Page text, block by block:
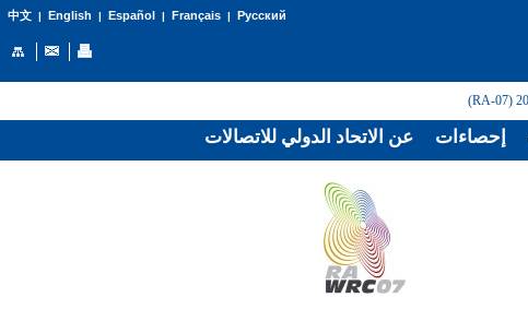
中文| English | Español | Français| Русский
عن الاتحاد الدولي للاتصالات إحصاءات